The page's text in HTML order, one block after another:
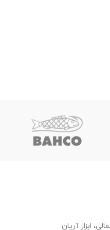
ابزار آریان